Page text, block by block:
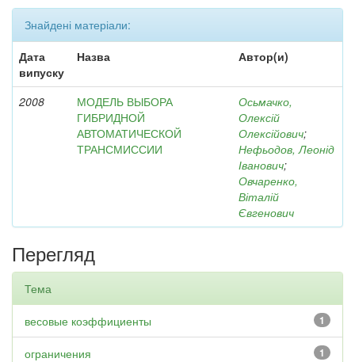
Знайдені матеріали:
Дата
випуску
Назва Автор(и)
2008
МОДЕЛЬ ВЫБОРА
ГИБРИДНОЙ
АВТОМАТИЧЕСКОЙ
ТРАНСМИССИИ
Осьмачко,
Олексій
Олексійович;
Нефьодов, Леонід
Іванович;
Овчаренко,
Віталій
Євгенович
Перегляд
Тема
1
весовые коэффициенты
1
ограничения